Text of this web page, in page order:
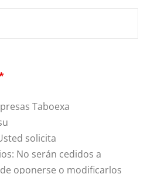
Taboexa
solicita
No serán cedidos a
oponerse o modificarlos